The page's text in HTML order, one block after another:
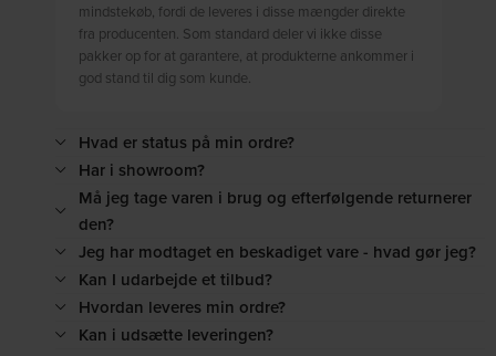
mindstekøb, fordi de leveres i disse mængder direkte
fra producenten. Som standard deler vi ikke disse
pakker op for at garantere, at produkterne ankommer i
god stand til dig som kunde.
Hvad er status på min ordre?
Har i showroom?
Må jeg tage varen i brug og efterfølgende returnerer
den?
Jeg har modtaget en beskadiget vare - hvad gør jeg?
Kan I udarbejde et tilbud?
Hvordan leveres min ordre?
Kan i udsætte leveringen?